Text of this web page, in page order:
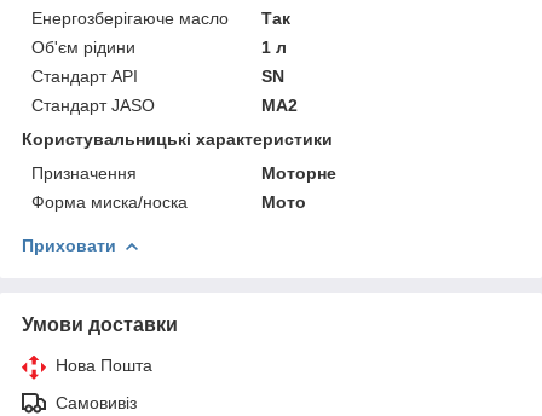
Енергозберігаюче масло
Так
Об'єм рідини
1 л
Стандарт API
SN
Стандарт JASO
MA2
Користувальницькі характеристики
Призначення
Моторне
Форма миска/носка
Мото
Приховати
Умови доставки
Нова Пошта
Самовивіз